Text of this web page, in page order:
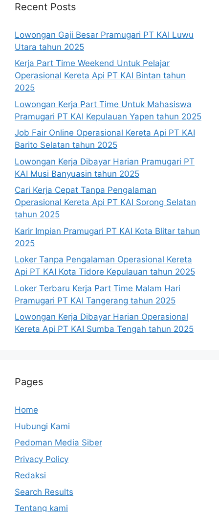
Recent Posts
Lowongan Gaji Besar Pramugari PT KAI Luwu
Utara tahun 2025
Kerja Part Time Weekend Untuk Pelajar
Operasional Kereta Api PT KAI Bintan tahun
2025
Lowongan Kerja Part Time Untuk Mahasiswa
Pramugari PT KAI Kepulauan Yapen tahun 2025
Job Fair Online Operasional Kereta Api PT KAI
Barito Selatan tahun 2025
Lowongan Kerja Dibayar Harian Pramugari PT
KAI Musi Banyuasin tahun 2025
Cari Kerja Cepat Tanpa Pengalaman
Operasional Kereta Api PT KAI Sorong Selatan
tahun 2025
Karir Impian Pramugari PT KAI Kota Blitar tahun
2025
Loker Tanpa Pengalaman Operasional Kereta
Api PT KAI Kota Tidore Kepulauan tahun 2025
Loker Terbaru Kerja Part Time Malam Hari
Pramugari PT KAI Tangerang tahun 2025
Lowongan Kerja Dibayar Harian Operasional
Kereta Api PT KAI Sumba Tengah tahun 2025
Pages
Home
Hubungi Kami
Pedoman Media Siber
Privacy Policy
Redaksi
Search Results
Tentang kami